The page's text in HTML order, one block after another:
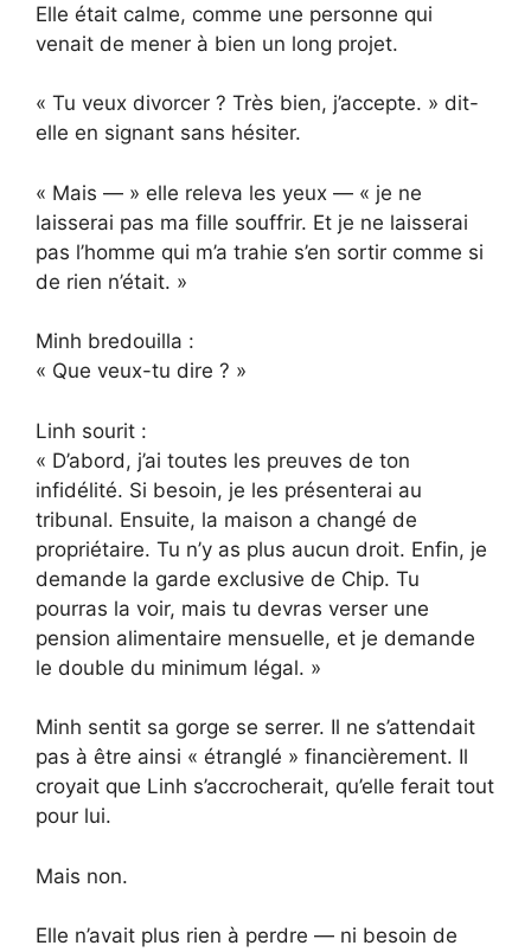
Elle était calme, comme une personne qui
venait de mener à bien un long projet.
« Tu veux divorcer ? Très bien, j’accepte. » dit-
elle en signant sans hésiter.
« Mais — » elle releva les yeux — « je ne
laisserai pas ma fille souffrir. Et je ne laisserai
pas l’homme qui m’a trahie s’en sortir comme si
de rien n’était. »
Minh bredouilla :
« Que veux-tu dire ? »
Linh sourit :
« D’abord, j’ai toutes les preuves de ton
infidélité. Si besoin, je les présenterai au
tribunal. Ensuite, la maison a changé de
propriétaire. Tu n’y as plus aucun droit. Enfin, je
demande la garde exclusive de Chip. Tu
pourras la voir, mais tu devras verser une
pension alimentaire mensuelle, et je demande
le double du minimum légal. »
Minh sentit sa gorge se serrer. Il ne s’attendait
pas à être ainsi « étranglé » financièrement. Il
croyait que Linh s’accrocherait, qu’elle ferait tout
pour lui.
Mais non.
Elle n’avait plus rien à perdre — ni besoin de